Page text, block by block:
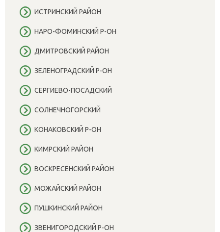
ИСТРИНСКИЙ РАЙОН
НАРО-ФОМИНСКИЙ Р-ОН
ДМИТРОВСКИЙ РАЙОН
ЗЕЛЕНОГРАДСКИЙ Р-ОН
СЕРГИЕВО-ПОСАДСКИЙ
СОЛНЕЧНОГОРСКИЙ
КОНАКОВСКИЙ Р-ОН
КИМРСКИЙ РАЙОН
ВОСКРЕСЕНСКИЙ РАЙОН
МОЖАЙСКИЙ РАЙОН
ПУШКИНСКИЙ РАЙОН
ЗВЕНИГОРОДСКИЙ Р-ОН